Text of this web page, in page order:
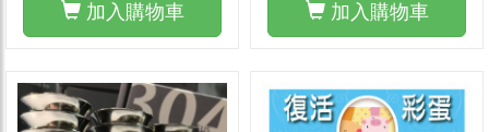
加入購物車 加入購物車